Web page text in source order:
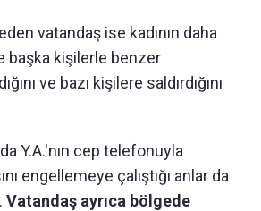
vatandaş ise kadının daha
başka kişilerle benzer
ve bazı kişilere saldırdığını
Y.A.'nın cep telefonuyla
engellemeye çalıştığı anlar da
Vatandaş ayrıca bölgede